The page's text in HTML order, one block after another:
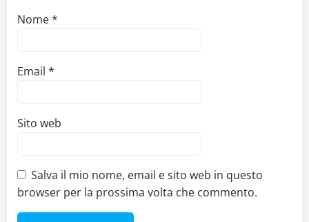
Nome*
Email *
Sito web
Salva il mio nome, email e sito web in questo
browser per la prossima volta che commento.